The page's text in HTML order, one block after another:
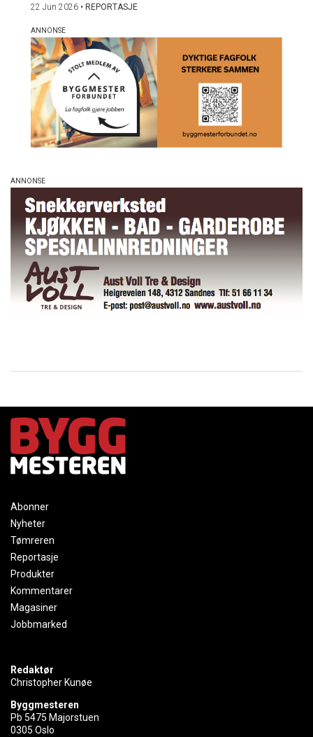
22 Jun 2026 • REPORTASJE
Abonner
Nyheter
Tømreren
Reportasje
Produkter
Kommentarer
Magasiner
Jobbmarked
Redaktør
Christopher Kunøe
Byggmesteren
Pb 5475 Majorstuen
0305 Oslo